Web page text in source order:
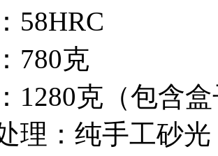
58HRC
780克
1280克（包含
理：纯手工砂光